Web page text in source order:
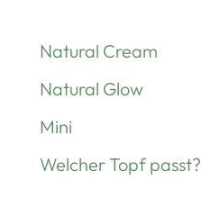
Natural Cream
Natural Glow
Mini
Welcher Topf passt?